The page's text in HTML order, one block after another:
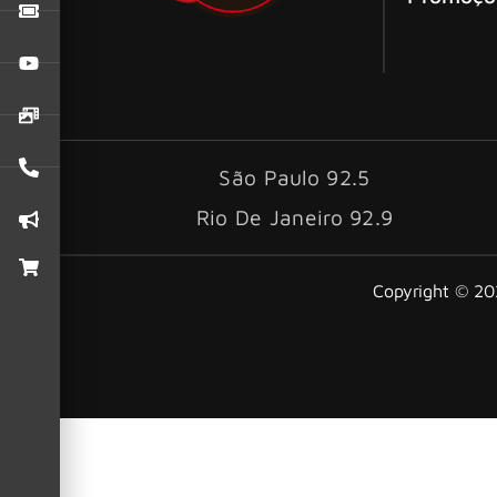
São Paulo 92.5
Rio De Janeiro 92.9
Copyright ©